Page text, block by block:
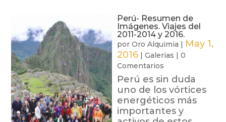
Perú- Resumen de
Imágenes. Viajes del
2011-2014 y 2016.
porOro Alquimia | May 1,
2016 |Galerias |0
Comentarios
Perú es sin duda
uno de los vórtices
energéticos más
importantes y